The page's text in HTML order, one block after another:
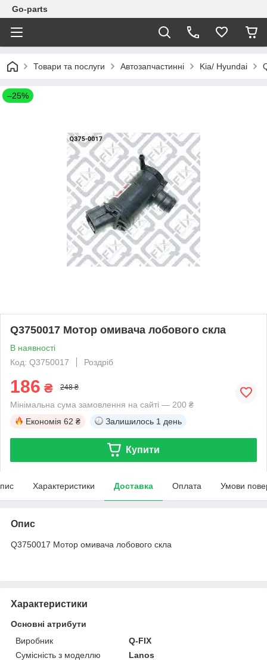
Go-parts
Товари та послуги Автозапчастинні Kia/ Hyundai
–25%
Q3750017 Мотор омивача лобового скла
В наявності
Код: Q3750017
Роздріб
186 ₴ 248 ₴
Мінімальна сума замовлення на сайті — 200 ₴
Економія 62 ₴ Залишилось 1 день
Купити
Характеристики Доставка Оплата Умови
Опис
Q3750017 Мотор омивача лобового скла
Характеристики
Основні атрибути
Виробник
Q-FIX
Сумісність з моделлю
Lanos